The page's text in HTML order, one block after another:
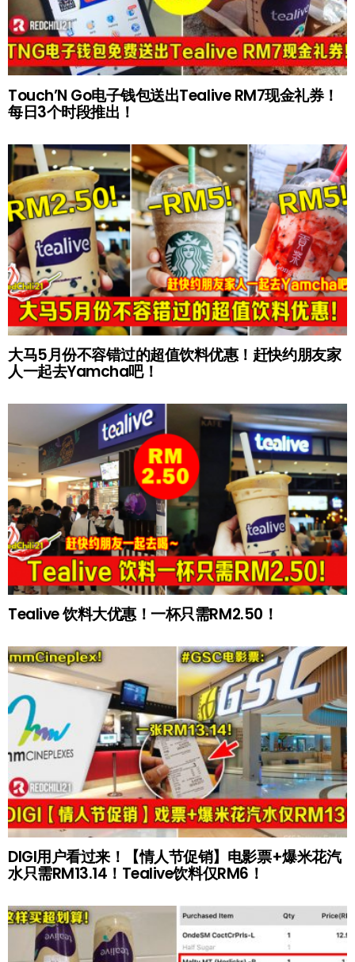
Touch’N Go电子钱包送出Tealive RM7现金礼券！
每日3个时段推出！
大马5月份不容错过的超值饮料优惠！赶快约朋友家
人一起去Yamcha吧！
Tealive 饮料大优惠！一杯只需RM2.50！
DIGI用户看过来！【情人节促销】电影票+爆米花汽
水只需RM13.14！Tealive饮料仅RM6！